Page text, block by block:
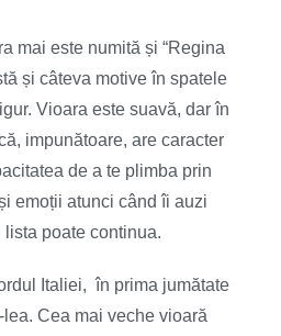
mai este numită și “Regina
și câteva motive în spatele
Vioara este suavă, dar în
impunătoare, are caracter
de a te plimba prin
emoții atunci când îi auzi
poate continua.
Italiei, în prima jumătate
Cea mai veche vioară